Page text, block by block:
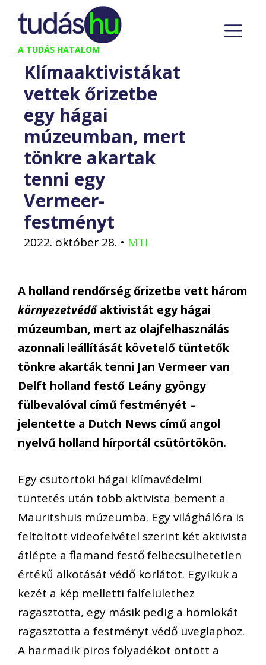
Kilépés
tartalomba
A TUDÁS HATALOM
Klímaaktivistákat
vettek őrizetbe
egy hágai
múzeumban, mert
tönkre akartak
tenni egy
Vermeer-
festményt
2022. október 28. • MTI
A holland rendőrség őrizetbe vett három
környezetvédőaktivistát egy hágai
múzeumban, mert az olajfelhasználás
azonnali leállítását követelő tüntetők
tönkre akarták tenni Jan Vermeer van
Delft holland festő Leány gyöngy
fülbevalóval című festményét –
jelentette a Dutch News című angol
nyelvű holland hírportál csütörtökön.
Egy csütörtöki hágai klímavédelmi
tüntetés után több aktivista bement a
Mauritshuis múzeumba. Egy világhálóra is
feltöltött videofelvétel szerint két aktivista
átlépte a flamand festő felbecsülhetetlen
értékű alkotását védő korlátot. Egyikük a
kezét a kép melletti falfelülethez
ragasztotta, egy másik pedig a homlokát
ragasztotta a festményt védő üveglaphoz.
A harmadik piros folyadékot öntött a